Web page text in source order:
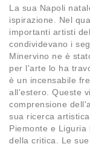
GUIDE
La sua Napoli
ispirazione. Nel
importanti artisti
condividevano i
Minervino ne è
per l'arte lo ha
è un incensabile
all'estero. Queste
comprensione
sua ricerca
Piemonte e
della critica. Le